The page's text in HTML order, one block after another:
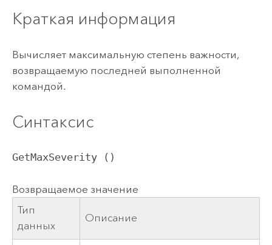
Краткая информация
Вычисляет максимальную степень важности,
возвращаемую последней выполненной
командой.
Синтаксис
GetMaxSeverity ()
Возвращаемое значение
Тип
данных
Описание